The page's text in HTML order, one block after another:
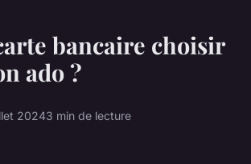
bancaire choisir
ado ?
20243 min de lecture